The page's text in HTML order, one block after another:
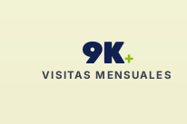
9K+
VISITAS MENSUALES